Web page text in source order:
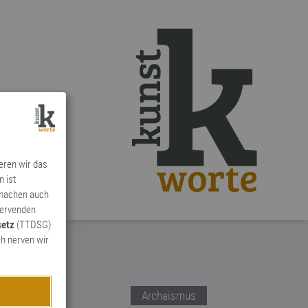
wir das
ist
auch
(TTDSG)
nerven wir
Archaismus